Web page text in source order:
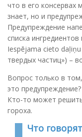
что в его консервах
знает, но и
Предупреждение
списка
Iespējama cieto
твердых частиц») –
Вопрос только в
это
Кто-то может
гороха.
Что